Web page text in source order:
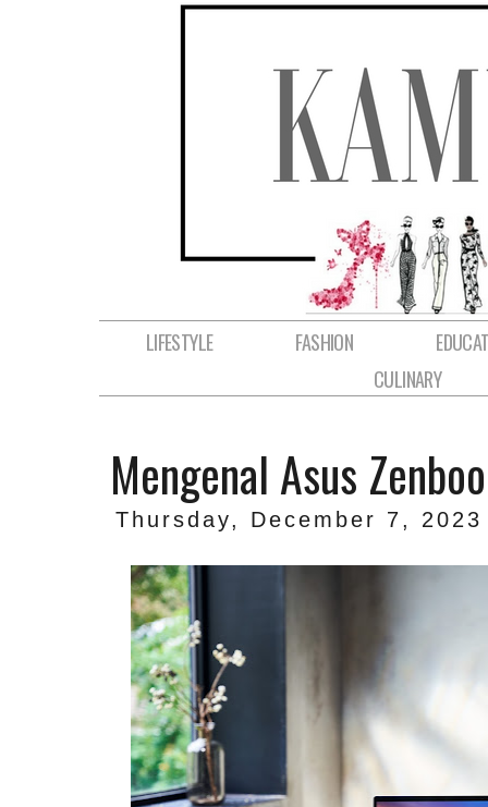
LIFESTYLE FASHION
CULINARY
Mengenal Asus
Thursday, December 7, 2023